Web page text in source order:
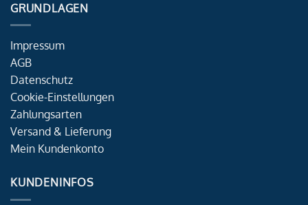
GRUNDLAGEN
Impressum
AGB
Datenschutz
Cookie-Einstellungen
Zahlungsarten
Versand & Lieferung
Mein Kundenkonto
KUNDENINFOS